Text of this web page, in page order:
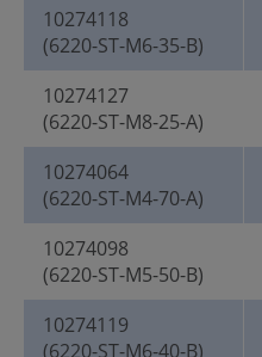
10274118
(6220-ST-M6-35-B)
10274127
(6220-ST-M8-25-A)
10274064
(6220-ST-M4-70-A)
10274098
(6220-ST-M5-50-B)
10274119
(6220-ST-M6-40-B)